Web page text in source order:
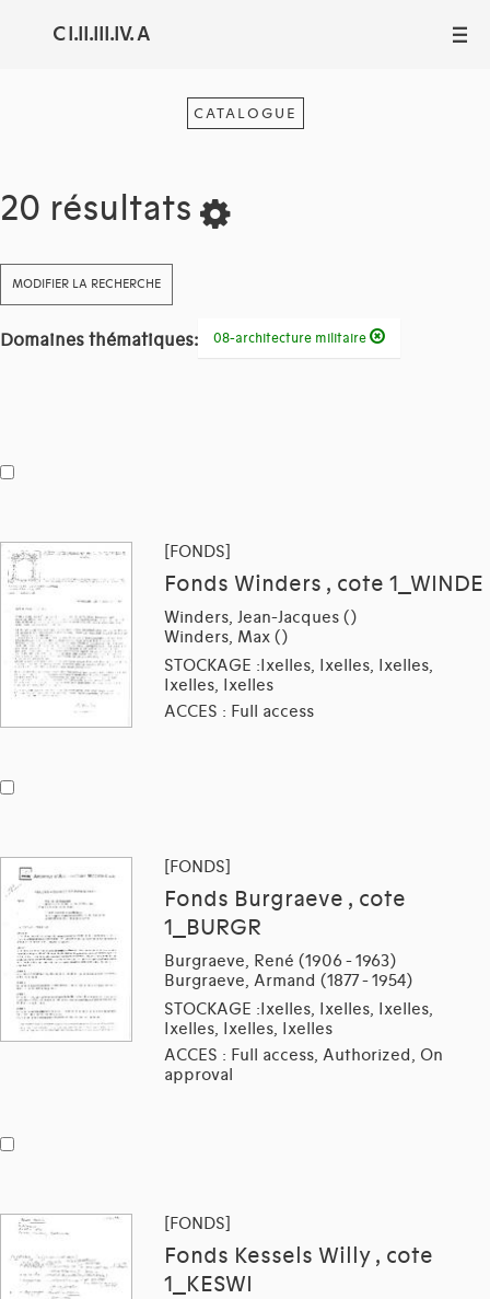
C I.II.III.IV. A III
CATALOGUE
20 résultats
MODIFIER LA RECHERCHE
Domaines thématiques: 08-architecture militaire
[FONDS]
Fonds Winders , cote 1_WINDE
Winders, Jean-Jacques ()
Winders, Max ()
STOCKAGE :Ixelles, Ixelles, Ixelles,
Ixelles, Ixelles
ACCES : Full access
[FONDS]
Fonds Burgraeve , cote
1_BURGR
Burgraeve, René (1906 - 1963)
Burgraeve, Armand (1877 - 1954)
STOCKAGE :Ixelles, Ixelles, Ixelles,
Ixelles, Ixelles, Ixelles
ACCES : Full access, Authorized, On
approval
[FONDS]
Fonds Kessels Willy , cote
1_KESWI